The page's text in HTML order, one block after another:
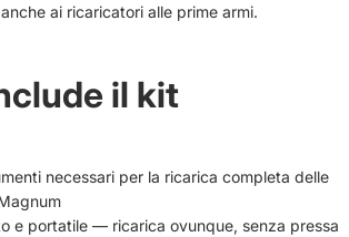
ai ricaricatori alle prime armi.
il kit
necessari per la ricarica completa delle
e portatile — ricarica ovunque, senza pressa